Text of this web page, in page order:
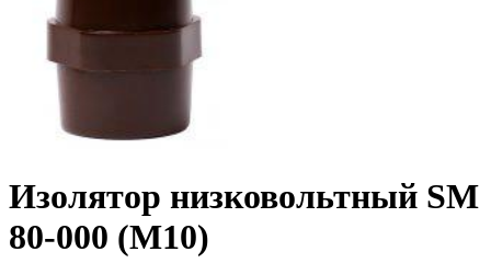
Изолятор низковольтный SM
80-000 (М10)